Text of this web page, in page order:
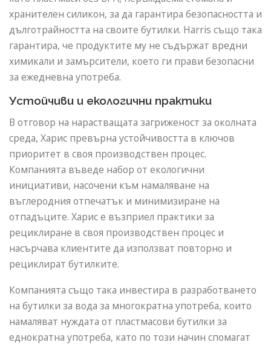
хранителен силикон, за да гарантира безопасността и
дълготрайността на своите бутилки. Harris също така
гарантира, че продуктите му не съдържат вредни
химикали и замърсители, което ги прави безопасни
за ежедневна употреба.
Устойчиви и екологични практики
В отговор на нарастващата загриженост за околната
среда, Харис превърна устойчивостта в ключов
приоритет в своя производствен процес.
Компанията въведе набор от екологични
инициативи, насочени към намаляване на
въглеродния отпечатък и минимизиране на
отпадъците. Харис е възприел практики за
рециклиране в своя производствен процес и
насърчава клиентите да използват повторно и
рециклират бутилките.
Компанията също така инвестира в разработването
на бутилки за вода за многократна употреба, които
намаляват нуждата от пластмасови бутилки за
еднократна употреба, като по този начин спомагат